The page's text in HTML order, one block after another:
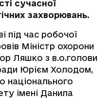
сучасної
захворювань.
під час робочої
Міністр охорони
Ляшко з в.о.голови
Юрієм Холодом,
національного
імені Данила